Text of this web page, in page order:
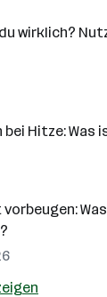
wirklich?
bei Hitze: Was